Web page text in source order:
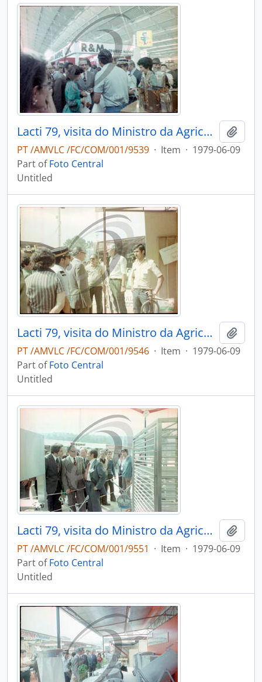
Lacti 79, visita do Ministro da Agricultura e Pescas e do Governador Civil de Aveiro
PT /AMVLC /FC/COM/001/9539 · Item · 1979-06-09
Part ofFoto Central
Untitled
Lacti 79, visita do Ministro da Agricultura e Pescas e do Governador Civil de Aveiro
PT /AMVLC /FC/COM/001/9546 · Item · 1979-06-09
Part ofFoto Central
Untitled
Lacti 79, visita do Ministro da Agricultura e Pescas e do Governador Civil de Aveiro
PT /AMVLC /FC/COM/001/9551 · Item · 1979-06-09
Part ofFoto Central
Untitled